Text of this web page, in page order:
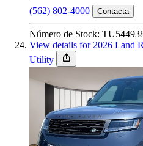
(562) 802-4000 Contacta
Número de Stock:
View details for 2026 Land
Utility